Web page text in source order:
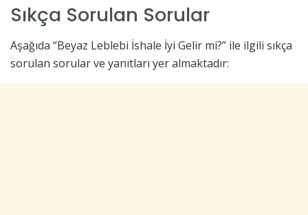
Sıkça Sorulan Sorular
Aşağıda “Beyaz Leblebi İshale İyi Gelir mi?” ile ilgili sıkça
sorulan sorular ve yanıtları yer almaktadır: